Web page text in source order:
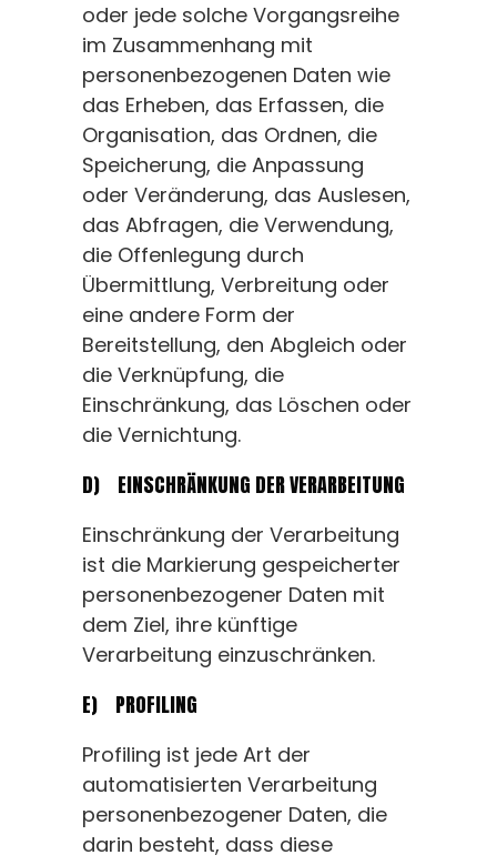
oder jede solche Vorgangsreihe
im Zusammenhang mit
personenbezogenen Daten wie
das Erheben, das Erfassen, die
Organisation, das Ordnen, die
Speicherung, die Anpassung
oder Veränderung, das Auslesen,
das Abfragen, die Verwendung,
die Offenlegung durch
Übermittlung, Verbreitung oder
eine andere Form der
Bereitstellung, den Abgleich oder
die Verknüpfung, die
Einschränkung, das Löschen oder
die Vernichtung.
D) EINSCHRÄNKUNG DER VERARBEITUNG
Einschränkung der Verarbeitung
ist die Markierung gespeicherter
personenbezogener Daten mit
dem Ziel, ihre künftige
Verarbeitung einzuschränken.
E) PROFILING
Profiling ist jede Art der
automatisierten Verarbeitung
personenbezogener Daten, die
darin besteht, dass diese